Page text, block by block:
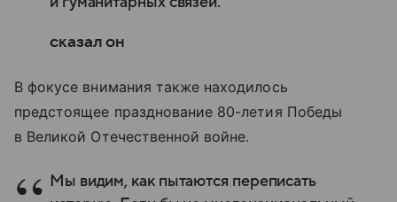
сказал он
В фокусе внимания также находилось
предстоящее празднование 80-летия Победы
в Великой Отечественной войне.
Мы видим, как пытаются переписать